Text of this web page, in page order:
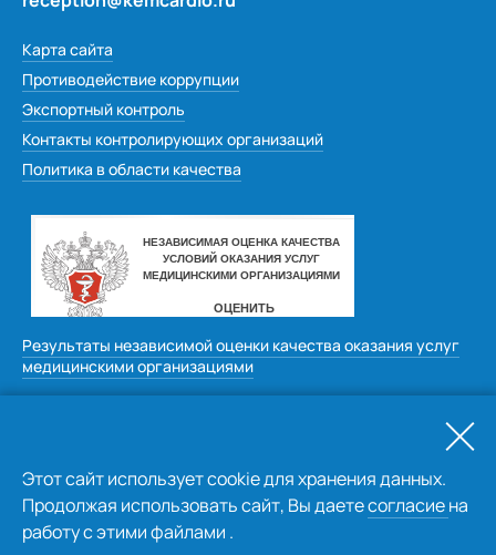
Карта сайта
Противодействие коррупции
Экспортный контроль
Контакты контролирующих организаций
Политика в области качества
Результаты независимой оценки качества оказания услуг
медицинскими организациями
Этот сайт использует cookie для хранения данных.
Продолжая использовать сайт, Вы даетесогласиена
работу с этими файлами .